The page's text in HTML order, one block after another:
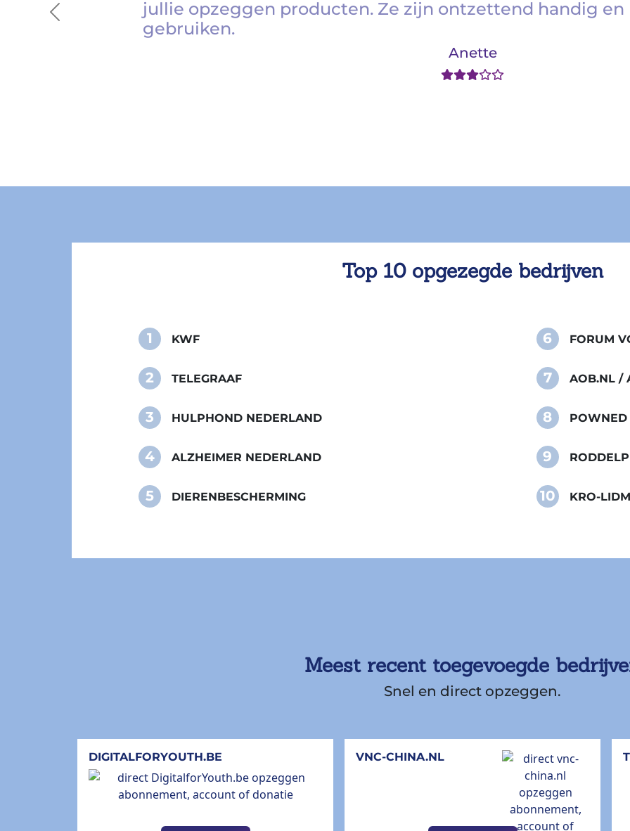
Previous
jullie opzeggen producten. Ze zijn ontzettend handig
gebruiken.
Anette
Top 10 opgezegde bedrijven
1 KWF
2 TELEGRAAF
3 HULPHOND NEDERLAND
4 ALZHEIMER NEDERLAND
5 DIERENBESCHERMING
6 FORUM
7 AOB.NL /
8 POWNED
9
10 KRO-
Meest recent toegevoegde
Snel en direct opzeggen.
DIGITALFORYOUTH.BE VNC-CHINA.NL